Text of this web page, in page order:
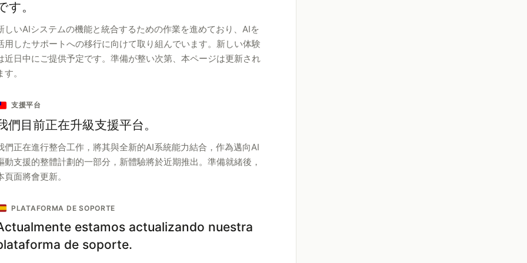
す。
しいAIシステムの機能と統合するための作業を進めており、AIを
用したサポートへの移行に向けて取り組んでいます。新しい体験
近日中にご提供予定です。準備が整い次第、本ページは更新され
す。
支援平台
們目前正在升級支援平台。
們正在進行整合工作，將其與全新的AI系統能力結合，作為邁向AI
動支援的整體計劃的一部分，新體驗將於近期推出。準備就緒後，
頁面將會更新。
PLATAFORMA DE SOPORTE
estamos actualizando nuestra
de soporte.